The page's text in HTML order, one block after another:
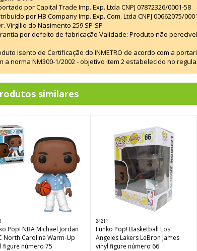
por Capital Trade Imp. Exp. Ltda CNPJ 07872326/0001-58
por HB Company Imp. Exp. Com. Ltda CNPJ 00662075/
Virgilio do Nasimento 259 SP-SP
por defeito de fabricação Validade: Produto não
isento de Certificação do INMETRO de acordo com a
a norma NM300-1/2002 - objetivo item 2 estabelecido no
similares
Pop! NBA Michael Jordan
North Carolina Warm-Up
figure número 75
24211
Funko Pop! Basketball Los
Angeles Lakers LeBron James
vinyl figure número 66